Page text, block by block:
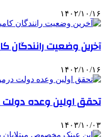
۱۴۰۲/۱۰/۱۶
آخرین وضعیت رانندگان
۱۴۰۲/۱۰/۱۶
تحقق اولین وعده دولت
۱۴۰۳/۱۰/۰۳